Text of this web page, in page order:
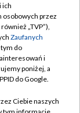
ich
osobowych przez
„TVP”),
Zaufanych
do
i
poniżej, a
do Google.
Ciebie naszych